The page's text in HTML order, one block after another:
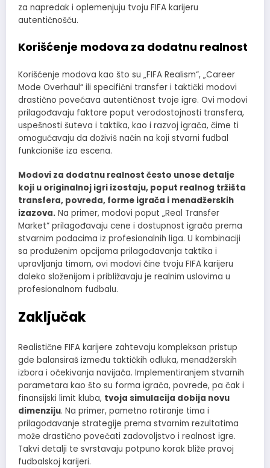
za napredak i oplemenjuju tvoju FIFA karijeru
autentičnošću.
Korišćenje modova za dodatnu realnost
Korišćenje modova kao što su „FIFA Realism“, „Career
Mode Overhaul“ ili specifični transfer i taktički modovi
drastično povećava autentičnost tvoje igre. Ovi modovi
prilagođavaju faktore poput verodostojnosti transfera,
uspešnosti šuteva i taktika, kao i razvoj igrača, čime ti
omogućavaju da doživiš način na koji stvarni fudbal
funkcioniše iza escena.
Modovi za dodatnu realnost često unose detalje
koji u originalnoj igri izostaju, poput realnog tržišta
transfera, povreda, forme igrača i menadžerskih
izazova. Na primer, modovi poput „Real Transfer
Market“ prilagođavaju cene i dostupnost igrača prema
stvarnim podacima iz profesionalnih liga. U kombinaciji
sa produženim opcijama prilagođavanja taktika i
upravljanja timom, ovi modovi čine tvoju FIFA karijeru
daleko složenijom i približavaju je realnim uslovima u
profesionalnom fudbalu.
Zaključak
Realistične FIFA karijere zahtevaju kompleksan pristup
gde balansiraš između taktičkih odluka, menadžerskih
izbora i očekivanja navijača. Implementiranjem stvarnih
parametara kao što su forma igrača, povrede, pa čak i
finansijski limit kluba, tvoja simulacija dobija novu
dimenziju. Na primer, pametno rotiranje tima i
prilagođavanje strategije prema stvarnim rezultatima
može drastično povećati zadovoljstvo i realnost igre.
Takvi detalji te svrstavaju potpuno korak bliže pravoj
fudbalskoj karijeri.